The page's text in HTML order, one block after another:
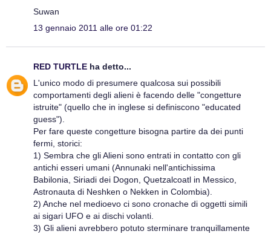
Suwan
13 gennaio 2011 alle ore 01:22
RED TURTLE ha detto...
L'unico modo di presumere qualcosa sui possibili
comportamenti degli alieni è facendo delle "congetture
istruite" (quello che in inglese si definiscono "educated
guess").
Per fare queste congetture bisogna partire da dei punti
fermi, storici:
1) Sembra che gli Alieni sono entrati in contatto con gli
antichi esseri umani (Annunaki nell'antichissima
Babilonia, Siriadi dei Dogon, Quetzalcoatl in Messico,
Astronauta di Neshken o Nekken in Colombia).
2) Anche nel medioevo ci sono cronache di oggetti simili
ai sigari UFO e ai dischi volanti.
3) Gli alieni avrebbero potuto sterminare tranquillamente